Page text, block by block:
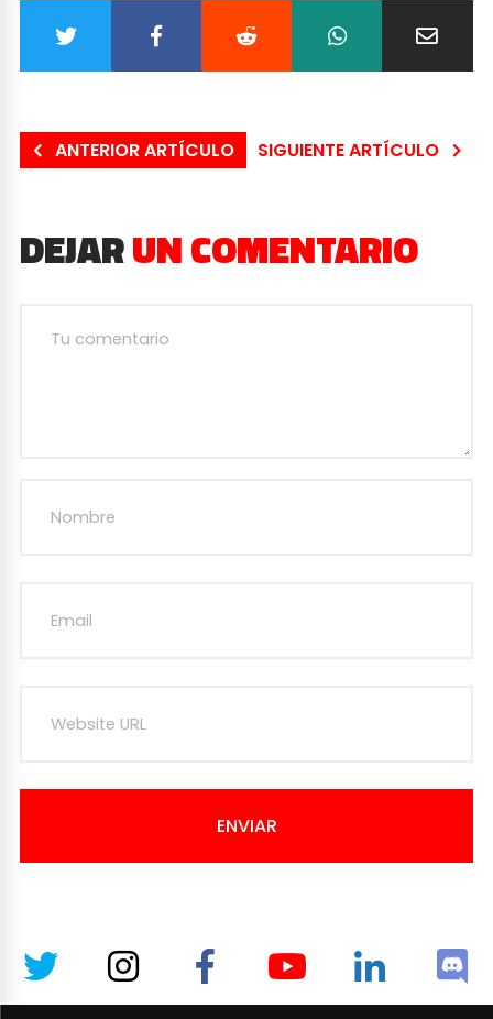
ANTERIOR ARTÍCULO SIGUIENTE ARTÍCULO
DEJARUN COMENTARIO
ENVIAR